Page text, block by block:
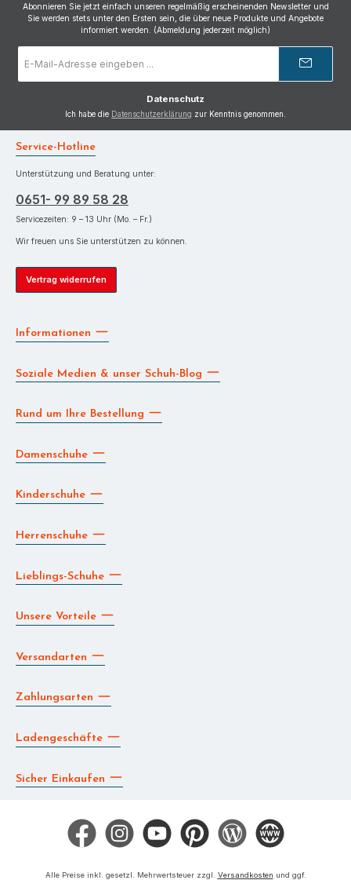
Abonnieren Sie jetzt einfach unseren regelmäßig erscheinenden Newsletter und
Sie werden stets unter den Ersten sein, die über neue Produkte und Angebote
informiert werden. (Abmeldung jederzeit möglich)
Mail-
Datenschutz
Ich habe die Datenschutzerklärung zur Kenntnis genommen.
Service-Hotline
Unterstützung und Beratung unter:
0651- 99 89 58 28
Servicezeiten: 9 – 13 Uhr (Mo. – Fr.)
Wir freuen uns Sie unterstützen zu können.
Vertrag widerrufen
Informationen
Soziale Medien & unser Schuh-Blog
Rund um Ihre Bestellung
Damenschuhe
Kinderschuhe
Herrenschuhe
Lieblings-Schuhe
Unsere Vorteile
Versandarten
Zahlungsarten
Ladengeschäfte
Sicher Einkaufen
Facebook Instagram YouTube Pinterest Blog Die BERG App
Alle Preise inkl. gesetzl. Mehrwertsteuer zzgl. Versandkosten und ggf.